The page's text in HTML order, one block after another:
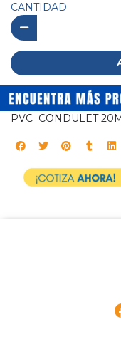
CANTIDAD
PVC CONDULET